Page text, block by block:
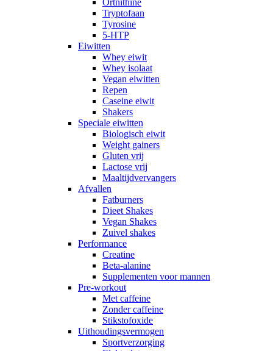
Ortnithine
Tryptofaan
Tyrosine
5-HTP
Eiwitten
Whey eiwit
Whey isolaat
Vegan eiwitten
Repen
Caseine eiwit
Shakers
Speciale eiwitten
Biologisch eiwit
Weight gainers
Gluten vrij
Lactose vrij
Maaltijdvervangers
Afvallen
Fatburners
Dieet Shakes
Vegan Shakes
Zuivel shakes
Performance
Creatine
Beta-alanine
Supplementen voor mannen
Pre-workout
Met caffeine
Zonder caffeine
Stikstofoxide
Uithoudingsvermogen
Sportverzorging